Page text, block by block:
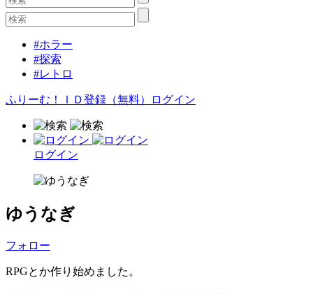
#ホラー
#探索
#レトロ
ふりーむ！ＩＤ登録（無料） ログイン
ログイン
ゆうなぎ
フォロー
RPGとか作り始めました。